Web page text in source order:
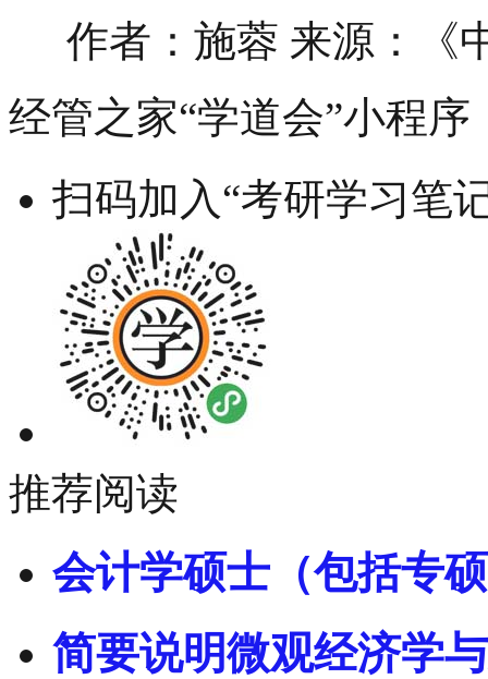
作者：施蓉 来源：《
经管之家“学道会”小程序
扫码加入“考研学习笔
推荐阅读
会计学硕士（包括专
简要说明微观经济学